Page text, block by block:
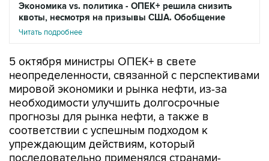
Экономика vs. политика - ОПЕК+ решила снизить
квоты, несмотря на призывы США. Обобщение
Читать подробнее
5 октября министры ОПЕК+ в свете
неопределенности, связанной с перспективами
мировой экономики и рынка нефти, из-за
необходимости улучшить долгосрочные
прогнозы для рынка нефти, а также в
соответствии с успешным подходом к
упреждающим действиям, который